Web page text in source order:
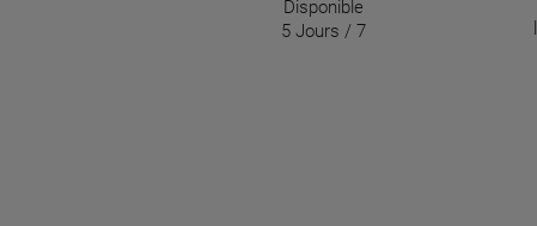
Disponible
5 Jours / 7